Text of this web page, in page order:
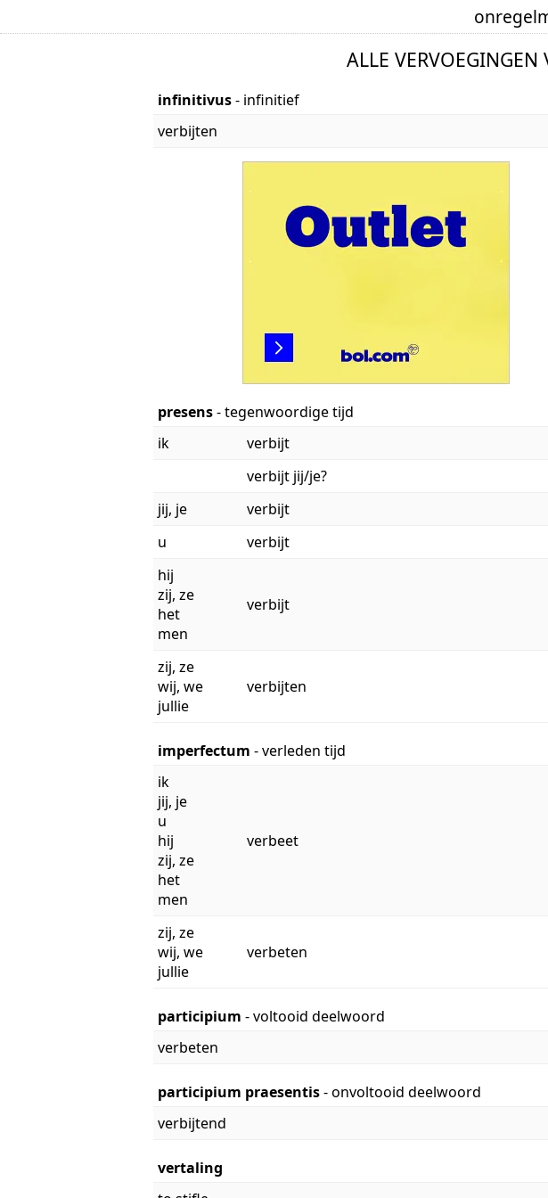
ALLE VERVOEGINGEN
infinitivus- infinitief
verbijten
presens- tegenwoordige tijd
ik
verbijt
verbijt jij/je?
jij, je
verbijt
u
verbijt
hij
zij, ze
het
men
verbijt
zij, ze
wij, we
jullie
verbijten
imperfectum - verleden tijd
ik
jij, je
u
hij
zij, ze
het
men
verbeet
zij, ze
wij, we
jullie
verbeten
participium - voltooid deelwoord
verbeten
participium praesentis- onvoltooid deelwoord
verbijtend
vertaling